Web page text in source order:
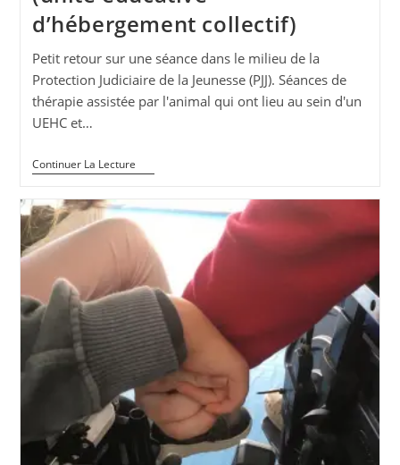
d’hébergement collectif)
Petit retour sur une séance dans le milieu de la
Protection Judiciaire de la Jeunesse (PJJ). Séances de
thérapie assistée par l'animal qui ont lieu au sein d'un
UEHC et…
Continuer La LectureSéance
Avec
En
UEHC
(unité
Éducative
D’hébergement
Collectif)